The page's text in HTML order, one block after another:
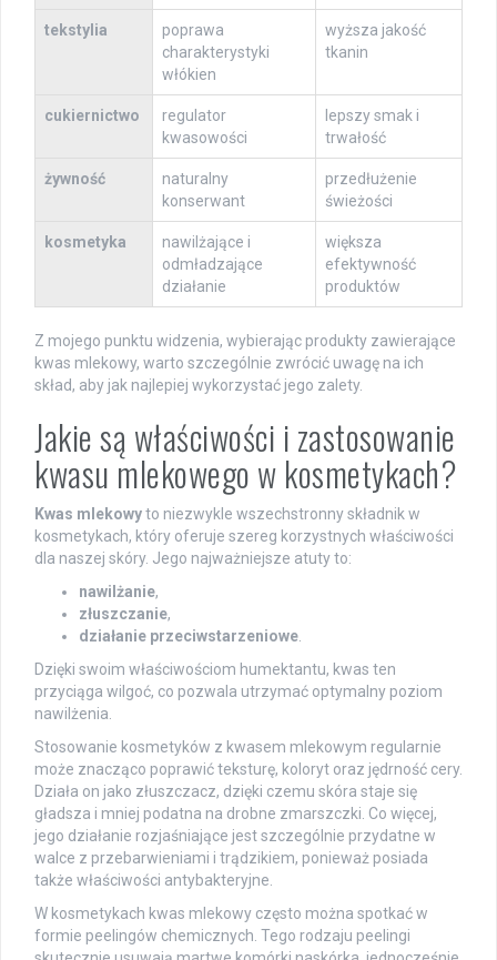
tekstylia
poprawa
charakterystyki
włókien
wyższa jakość
tkanin
cukiernictwo
regulator
kwasowości
lepszy smak i
trwałość
żywność
naturalny
konserwant
przedłużenie
świeżości
kosmetyka
nawilżające i
odmładzające
działanie
większa
efektywność
produktów
Z mojego punktu widzenia, wybierając produkty zawierające
kwas mlekowy, warto szczególnie zwrócić uwagę na ich
skład, aby jak najlepiej wykorzystać jego zalety.
Jakie są właściwości i zastosowanie
kwasu mlekowego w kosmetykach?
Kwas mlekowyto niezwykle wszechstronny składnik w
kosmetykach, który oferuje szereg korzystnych właściwości
dla naszej skóry. Jego najważniejsze atuty to:
nawilżanie,
złuszczanie,
działanie przeciwstarzeniowe
Dzięki swoim właściwościom humektantu, kwas ten
przyciąga wilgoć, co pozwala utrzymać optymalny poziom
nawilżenia.
Stosowanie kosmetyków z kwasem mlekowym regularnie
może znacząco poprawić teksturę, koloryt oraz jędrność cery.
Działa on jako złuszczacz, dzięki czemu skóra staje się
gładsza i mniej podatna na drobne zmarszczki. Co więcej,
jego działanie rozjaśniające jest szczególnie przydatne w
walce z przebarwieniami i trądzikiem, ponieważ posiada
także właściwości antybakteryjne.
W kosmetykach kwas mlekowy często można spotkać w
formie peelingów chemicznych. Tego rodzaju peelingi